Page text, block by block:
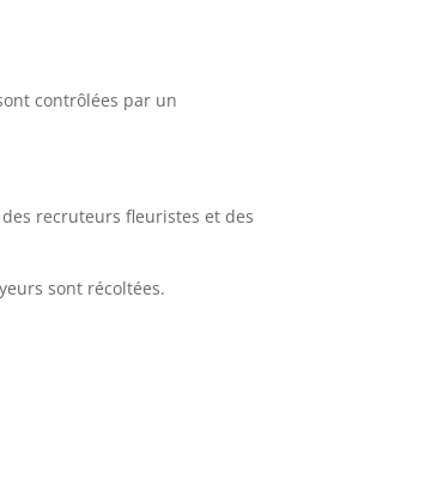
contrôlées par un
recruteurs fleuristes et des
sont récoltées.